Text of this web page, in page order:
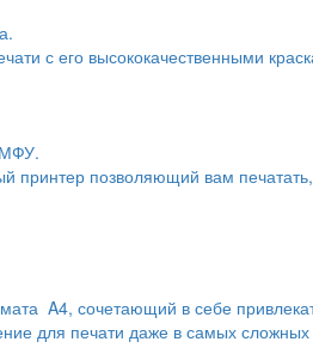
с его высококачественными
МФУ.
позволяющий вам
A4, сочетающий в себе
для печати даже в самых сложных